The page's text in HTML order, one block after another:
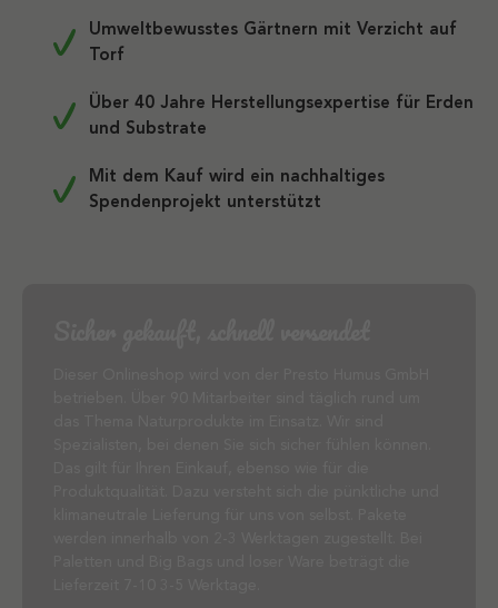
Umweltbewusstes Gärtnern mit Verzicht auf
Torf
Über 40 Jahre Herstellungsexpertise für Erden
und Substrate
Mit dem Kauf wird ein nachhaltiges
Spendenprojekt unterstützt